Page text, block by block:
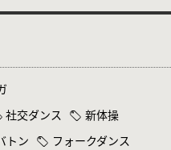
社交ダンス
新体操
トン
フォークダンス